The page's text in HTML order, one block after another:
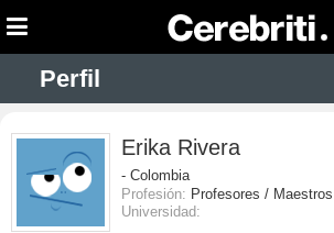
Perfil
Erika Rivera
- Colombia
Profesión: Profesores / Maestros
Universidad: